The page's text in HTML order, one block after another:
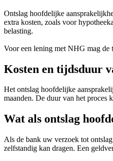
Ontslag hoofdelijke
extra kosten, zoals voor
belasting.
Voor een lening met NHG mag de
Kosten en tijdsduur
Het ontslag hoofdelijke
maanden. De duur van het proces
Wat als ontslag
Als de bank uw verzoek tot
zelfstandig kan dragen. Een